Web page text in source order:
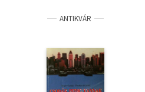
ANTIKVÁR